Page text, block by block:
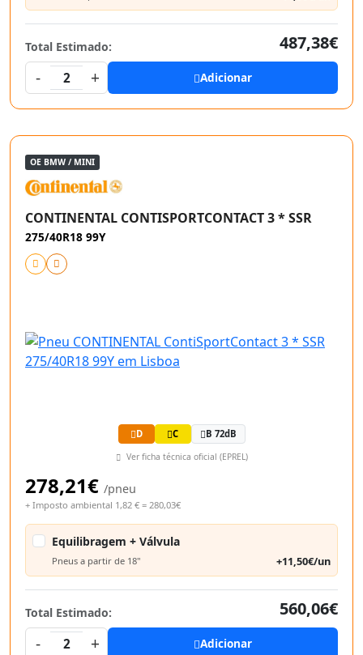
Total Estimado:
487,38€
-
2 + Adicionar
OE BMW / MINI
CONTINENTAL CONTISPORTCONTACT 3 * SSR
275/40R18 99Y
D C B 72dB
Ver ficha técnica oficial (EPREL)
278,21€ /pneu
+ Imposto ambiental 1,82 € = 280,03€
Equilibragem + Válvula
Pneus a partir de 18" +11,50€/un
Total Estimado:
560,06€
-
2 + Adicionar